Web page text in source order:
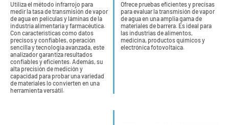
Utiliza el método infrarrojo para
medir la tasa de transmisión de vapor
de agua en películas y láminas de la
industria alimentaria y farmacéutica.
Con características como datos
precisos y confiables, operación
sencilla y tecnología avanzada, este
analizador garantiza resultados
confiables y eficientes. Además, su
alta precisión de medición y
capacidad para probar una variedad
de materiales lo convierten en una
herramienta versátil.
Ofrece pruebas eficientes y precisas
para evaluar la transmisión de vapor
de agua en una amplia gama de
materiales de barrera. Es ideal para
las industrias de alimentos,
medicina, productos químicos y
electrónica fotovoltaica.